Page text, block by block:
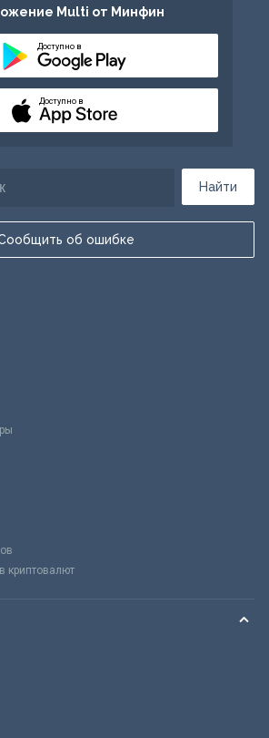
Найти
об ошибке
Multi от Минфин
Доступно в
Доступно в
криптовалют